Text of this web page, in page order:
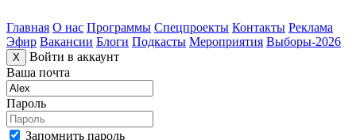
Главная О нас Программы Спецпроекты Контакты Реклама
Эфир Вакансии Блоги Подкасты Мероприятия Выборы-2026
X
Войти в аккаунт
Ваша почта
Пароль
Запомнить пароль